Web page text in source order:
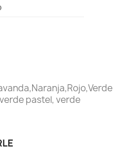
Naranja,Rojo,Verde
pastel, verde